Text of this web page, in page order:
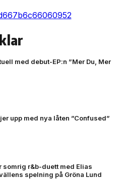
med debut-EP:n ”Mer Du, Mer
upp med nya låten ”Confused”
somrig r&b-duett med Elias
spelning på Gröna Lund